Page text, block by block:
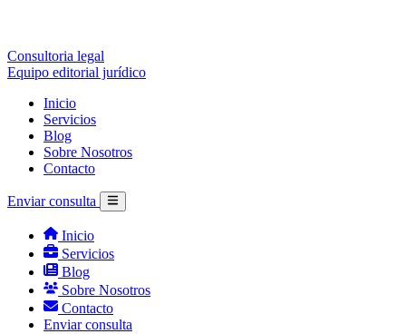
Consultoria legal
Equipo editorial jurídico
Inicio
Servicios
Blog
Sobre Nosotros
Contacto
Enviar consulta
Inicio
Servicios
Blog
Sobre Nosotros
Contacto
Enviar consulta